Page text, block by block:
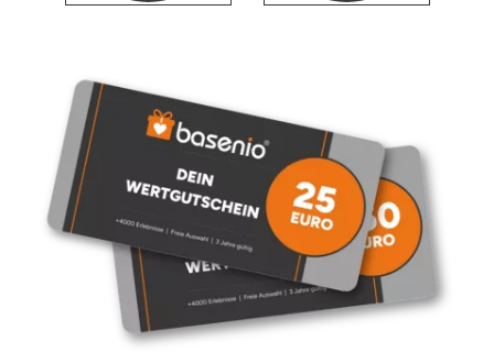
Düsseldorf
Erlangen
Essen
Flensburg
Frankfurt am Main